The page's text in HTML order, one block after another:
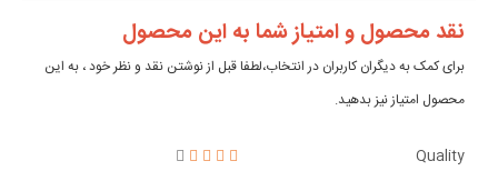
نقد محصول و امتیاز شما به این محصول
برای کمک به دیگران کاربران در انتخاب،لطفا قبل از نوشتن نقد و نظر خود ، به این
محصول امتیاز نیز بدهید.
Quality